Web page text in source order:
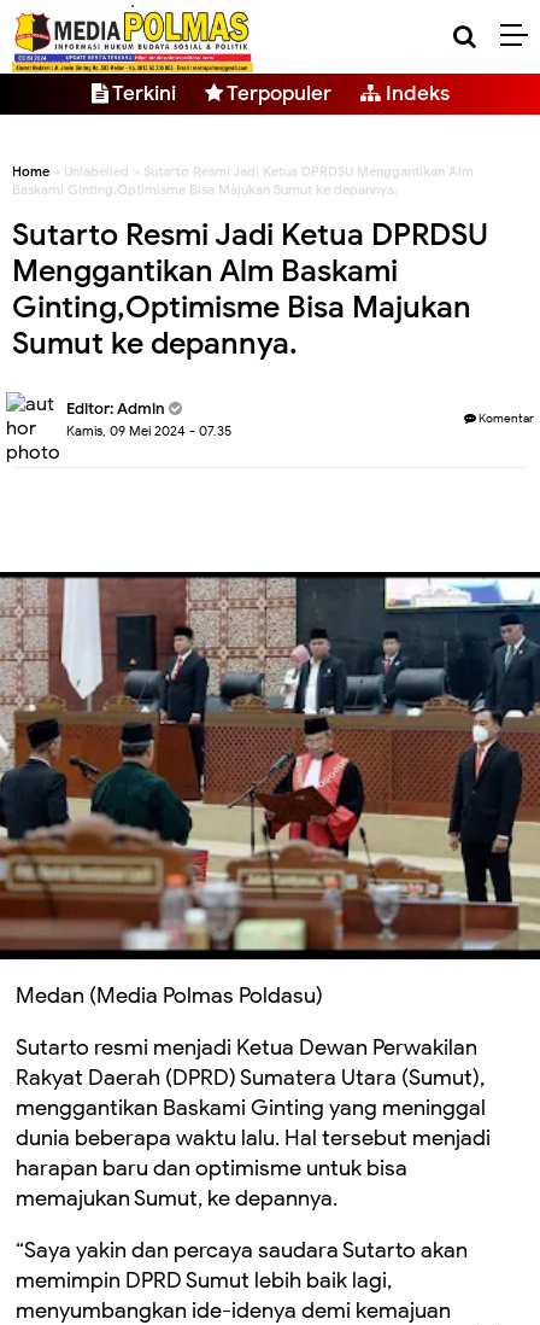
Terkini Terpopuler Indeks
Home » Unlabelled » Sutarto Resmi Jadi Ketua DPRDSU Menggantikan Alm
Baskami Ginting,Optimisme Bisa Majukan Sumut ke depannya.
Sutarto Resmi Jadi Ketua DPRDSU
Menggantikan Alm Baskami
Ginting,Optimisme Bisa Majukan
Sumut ke depannya.
Editor: Admin
Kamis, 09 Mei 2024 - 07.35
Komentar
Medan (Media Polmas Poldasu)
Sutarto resmi menjadi Ketua Dewan Perwakilan
Rakyat Daerah (DPRD) Sumatera Utara (Sumut),
menggantikan Baskami Ginting yang meninggal
dunia beberapa waktu lalu. Hal tersebut menjadi
harapan baru dan optimisme untuk bisa
memajukan Sumut, ke depannya.
“Saya yakin dan percaya saudara Sutarto akan
memimpin DPRD Sumut lebih baik lagi,
menyumbangkan ide-idenya demi kemajuan